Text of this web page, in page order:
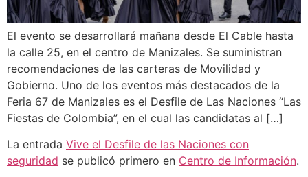
El evento se desarrollará mañana desde El Cable hasta
la calle 25, en el centro de Manizales. Se suministran
recomendaciones de las carteras de Movilidad y
Gobierno. Uno de los eventos más destacados de la
Feria 67 de Manizales es el Desfile de Las Naciones “Las
Fiestas de Colombia”, en el cual las candidatas al […]
La entrada Vive el Desfile de las Naciones con
seguridad se publicó primero en Centro de Información.